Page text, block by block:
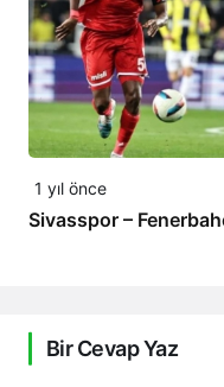
1 yıl önce
Sivasspor –
Bir Cevap Yaz